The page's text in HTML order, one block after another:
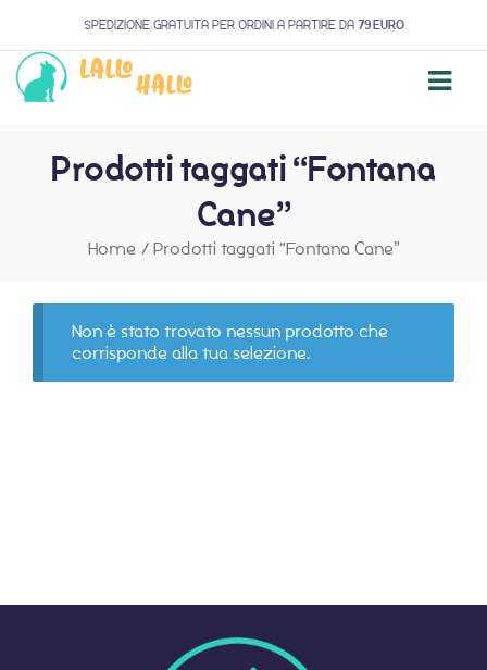
SPEDIZIONE GRATUITA PER ORDINI A PARTIRE DA 79 EURO
Prodotti taggati “Fontana
Cane”
Home / Prodotti taggati “Fontana Cane”
Non è stato trovato nessun prodotto che
corrisponde alla tua selezione.